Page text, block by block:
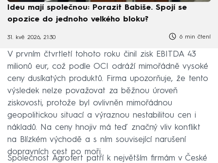
Ideu mají společnou: Porazit Babiše. Spojí se
opozice do jednoho velkého bloku?
31. kvě 2026, 21:30 6 min čtení
V prvním čtvrtletí tohoto roku činil zisk EBITDA 43
milionů eur, což podle OCI odráží mimořádně vysoké
ceny dusíkatých produktů. Firma upozorňuje, že tento
výsledek nelze považovat za běžnou úroveň
ziskovosti, protože byl ovlivněn mimořádnou
geopolitickou situací a výraznou nestabilitou cen i
nákladů. Na ceny hnojiv má teď značný vliv konflikt
na Blízkém východě a s ním související narušení
dopravních cest po moři.
Společnost Agrofert patří k největším firmám v České